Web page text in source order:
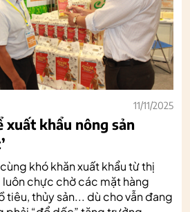
11/11/2025
xuất khẩu nông sản
khó khăn xuất khẩu từ thị
chực chờ các mặt hàng
tiêu, thủy sản... dù cho vẫn đang